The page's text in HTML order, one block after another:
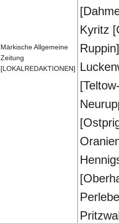
Märkische Allgemeine
Zeitung
[LOKALREDAKTIONEN]
Kyritz
Ruppin]